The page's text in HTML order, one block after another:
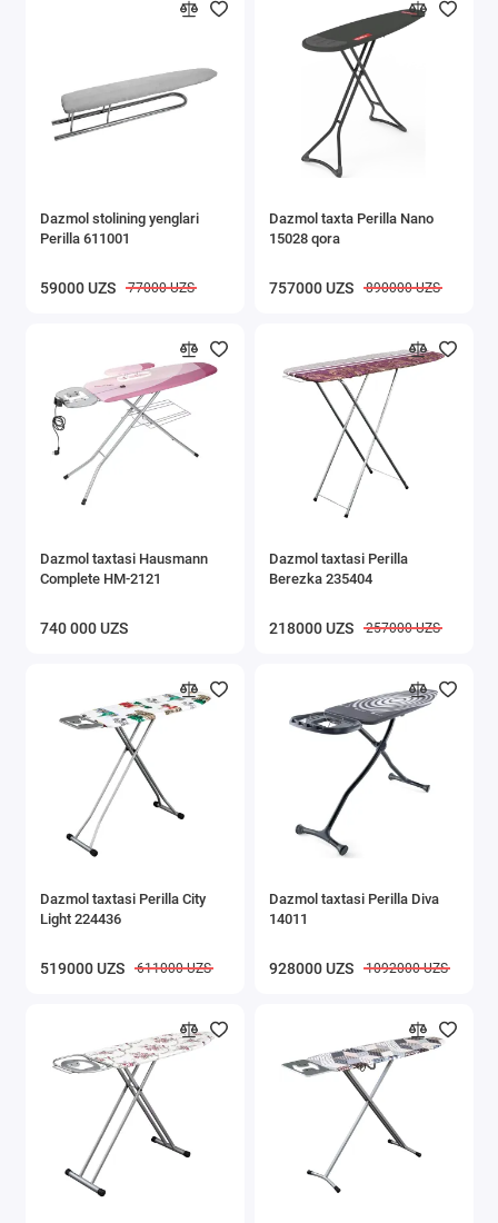
Dazmol stolining yenglari
Perilla 611001
59000 UZS 77000 UZS
Dazmol taxta Perilla Nano
15028 qora
757000 UZS 890000 UZS
Dazmol taxtasi Hausmann
Complete HM-2121
740 000 UZS
Dazmol taxtasi Perilla
Berezka 235404
218000 UZS 257000 UZS
Dazmol taxtasi Perilla City
Light 224436
519000 UZS 611000 UZS
Dazmol taxtasi Perilla Diva
14011
928000 UZS 1092000 UZS